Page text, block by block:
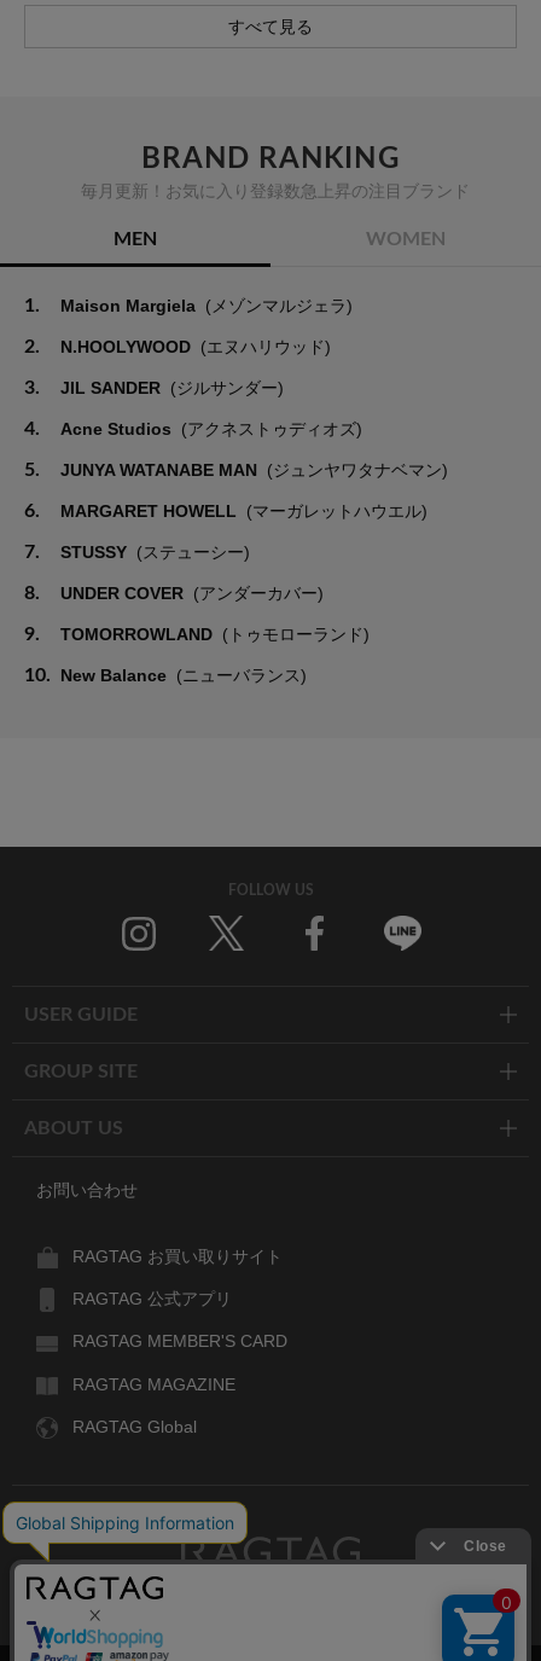
すべて見る
BRAND RANKING
毎月更新！お気に入り登録数急上昇の注目ブランド
MEN WOMEN
1. Maison Margiela (メゾンマルジェラ)
2. N.HOOLYWOOD (エヌハリウッド)
3. JIL SANDER (ジルサンダー)
4. Acne Studios (アクネストゥディオズ)
5. JUNYA WATANABE MAN (ジュンヤワタナベマン)
6. MARGARET HOWELL (マーガレットハウエル)
7. STUSSY (ステューシー)
8. UNDER COVER (アンダーカバー)
9. TOMORROWLAND (トゥモローランド)
10. New Balance (ニューバランス)
FOLLOW US
USER GUIDE
GROUP SITE
ABOUT US
お問い合わせ
RAGTAG お買い取りサイト
RAGTAG 公式アプリ
RAGTAG MEMBER'S CARD
RAGTAG MAGAZINE
RAGTAG Global
デザイナーズブランドのユーズド・セレクトショップ